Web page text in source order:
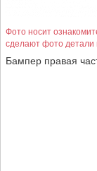
Фото носит
сделают фото детали
Бампер правая